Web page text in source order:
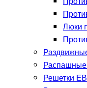
Люки
Решетки